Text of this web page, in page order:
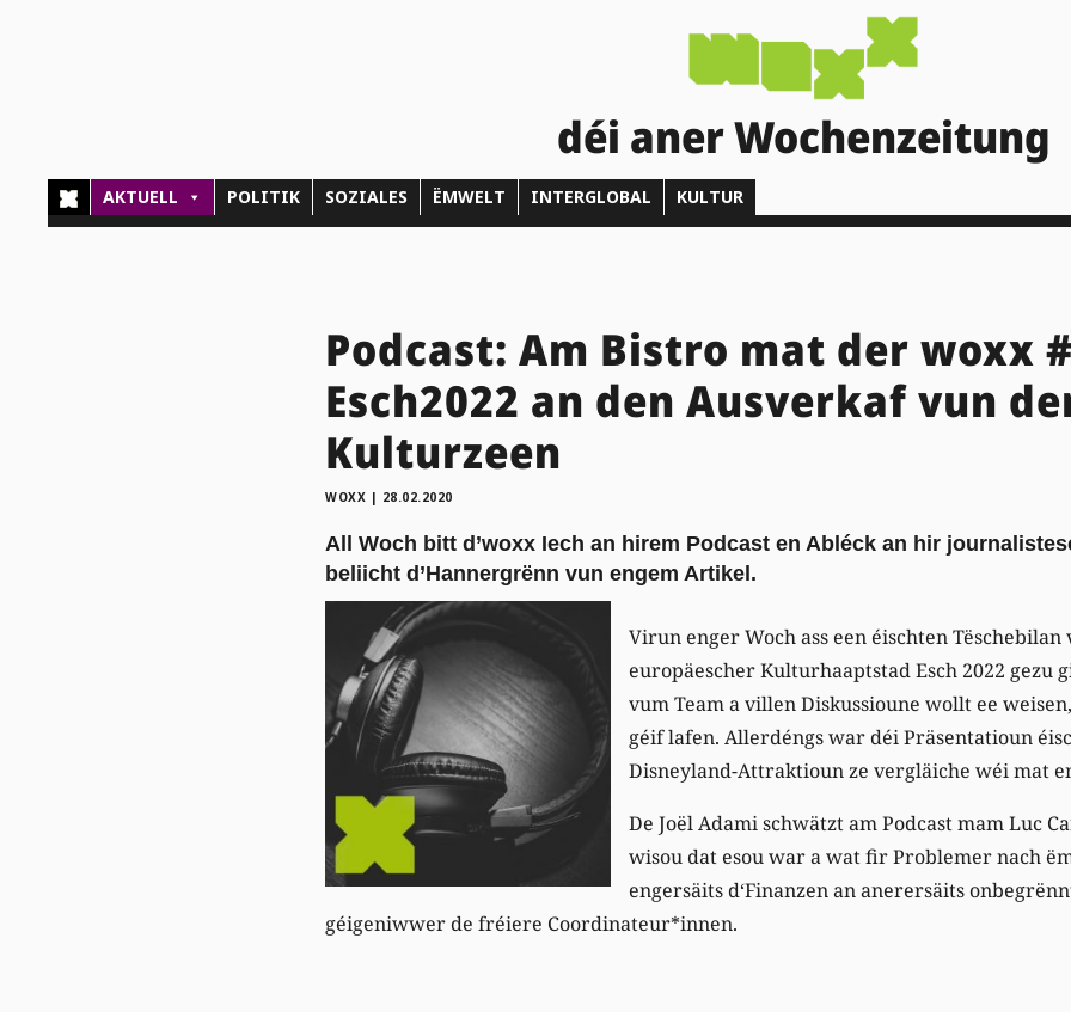
déi aner Wochenzeitung
AKTUELL POLITIK SOZIALES ËMWELT INTERGLOBAL KULTUR
Podcast: Am Bistro mat der woxx
Esch2022 an den Ausverkaf vun
Kulturzeen
WOXX | 28.02.2020
All Woch bitt d’woxx Iech an hirem Podcast en Abléck an hir
beliicht d’Hannergrënn vun engem Artikel.
Virun enger Woch ass een éischten Tëschebilan
europäescher Kulturhaaptstad Esch 2022 gezu
vum Team a villen Diskussioune wollt ee
géif lafen. Allerdéngs war déi Präsentatioun
Disneyland-Attraktioun ze vergläiche wéi mat
De Joël Adami schwätzt am Podcast mam Luc
wisou dat esou war a wat fir Problemer nach
engersäits d‘Finanzen an anerersäits
géigeniwwer de fréiere Coordinateur*innen.